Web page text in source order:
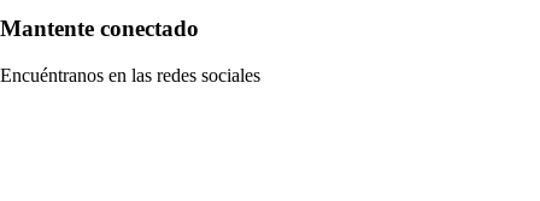
Mantente conectado
Encuéntranos en las redes sociales